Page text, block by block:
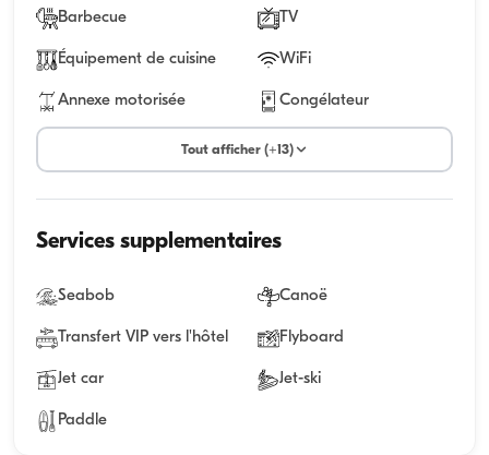
Barbecue TV
Équipement de cuisine WiFi
Annexe motorisée Congélateur
Tout afficher (+13)
Services supplementaires
Seabob Canoë
Transfert VIP vers l'hôtel Flyboard
Jet car Jet-ski
Paddle